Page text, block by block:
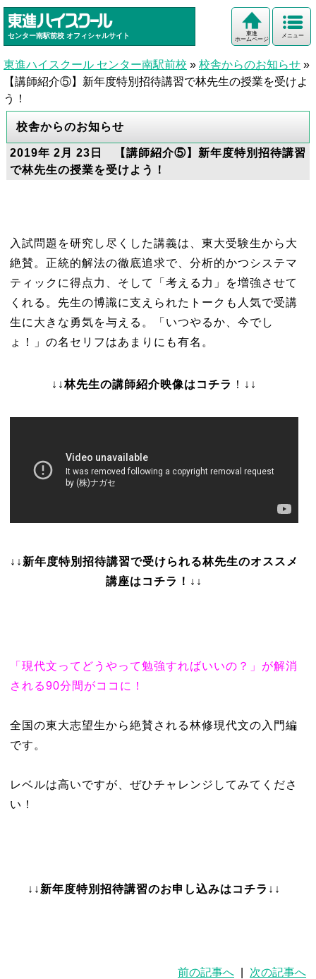
センター南駅前校 オフィシャルサイト メニュー
東進
ホームページ
東進ハイスクール センター南駅前校 » 校舎からのお知らせ »
【講師紹介⑤】新年度特別招待講習で林先生の授業を受けよ
う！
校舎からのお知らせ
2019年 2月 23日 【講師紹介⑤】新年度特別招待講習
で林先生の授業を受けよう！
入試問題を研究し尽くした講義は、東大受験生から大
絶賛。正統的解法の徹底追求で、分析的かつシステマ
ティックに得点力、そして「考える力」を増強させて
くれる。先生の博識に支えられたトークも人気で受講
生に大きな勇気を与える。「いつやるか、今でし
ょ！」の名セリフはあまりにも有名。
↓↓林先生の講師紹介映像はコチラ ！↓↓
↓↓新年度特別招待講習で受けられる林先生のオススメ
講座はコチラ！↓↓
「現代文ってどうやって勉強すればいいの？」 が解消
される90分間がココに！
全国の東大志望生から絶賛される林修現代文の入門編
です。
レベルは高いですが、ぜひチャレンジしてみてくださ
い！
↓↓ 新年度特別招待講習のお申し込みはコチラ ↓↓
前の記事へ 次の記事へ